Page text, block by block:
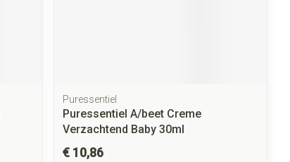
Puressentiel
Puressentiel A/beet Creme
Verzachtend Baby 30ml
€ 10,86